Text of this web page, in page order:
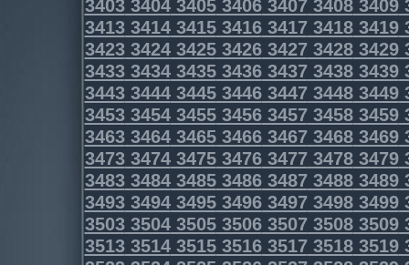
3403340434053406340734083409
3413341434153416341734183419
3423342434253426342734283429
3433343434353436343734383439
3443344434453446344734483449
3453345434553456345734583459
3463346434653466346734683469
3473347434753476347734783479
3483348434853486348734883489
3493349434953496349734983499
3503350435053506350735083509
3513351435153516351735183519